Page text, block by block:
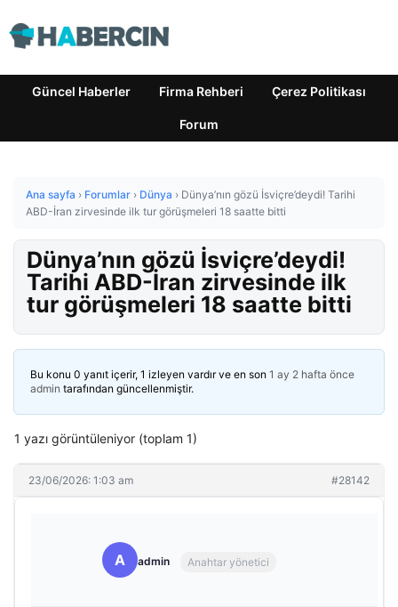
Güncel Haberler Firma Rehberi Çerez Politikası
Forum
Ana sayfa › Forumlar › Dünya › Dünya’nın gözü İsviçre’deydi! Tarihi
ABD-İran zirvesinde ilk tur görüşmeleri 18 saatte bitti
Dünya’nın gözü İsviçre’deydi!
Tarihi ABD-İran zirvesinde ilk
tur görüşmeleri 18 saatte bitti
Bu konu 0 yanıt içerir, 1 izleyen vardır ve en son 1 ay 2 hafta önce
admin tarafından güncellenmiştir.
1 yazı görüntüleniyor (toplam 1)
23/06/2026: 1:03 am #28142
A admin Anahtar yönetici